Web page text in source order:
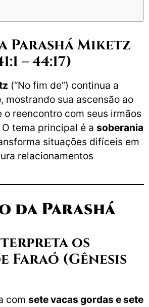
Parashá Miketz
– 44:17)
(“No fim de”) continua a
, mostrando sua ascensão ao
o reencontro com seus irmãos
tema principal é a soberania
situações difíceis em
relacionamentos
da Parashá
os
Faraó (Gênesis
com sete vacas gordas e sete